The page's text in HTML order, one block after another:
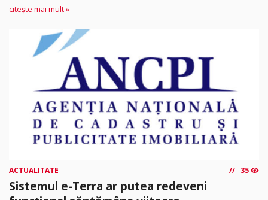
citește mai mult »
ACTUALITATE 35
Sistemul e-Terra ar putea redeveni